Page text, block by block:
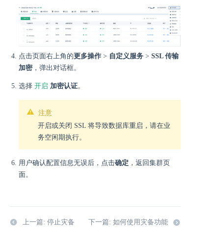
点击页面右上角的更多操作 > 自定义服务 > SSL 传输
加密，弹出对话框。
选择 开启 加密认证。
注意
开启或关闭 SSL 将导致数据库重启，请在业
务空闲期执行。
用户确认配置信息无误后，点击确定 ，返回集群页
面。
上一篇: 停止灾备 下一篇: 如何使用灾备功能